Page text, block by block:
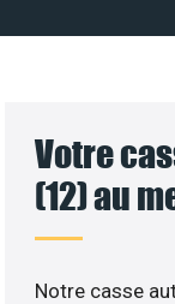
Votre
(12) au
Notre casse